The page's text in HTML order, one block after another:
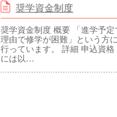
奨学資金制度
奨学資金制度 概要 「進学予
理由で修学が困難」という方
行っています。 詳細 申込資
には以…